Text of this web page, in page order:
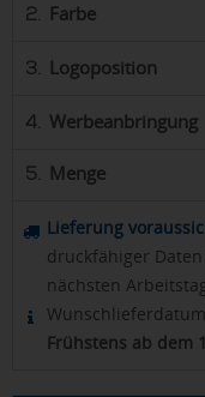
2. Farbe
3. Logoposition
4. Werbeanbringung
5. Menge
Lieferung
druckfähiger
nächsten
Frühstens ab dem